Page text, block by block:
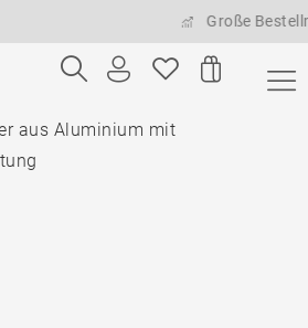
Große
aus Aluminium mit